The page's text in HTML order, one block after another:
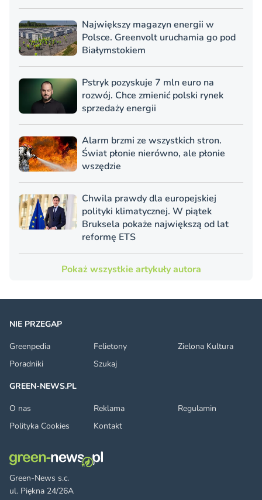
Największy magazyn energii w
Polsce. Greenvolt uruchamia go pod
Białymstokiem
Pstryk pozyskuje 7 mln euro na
rozwój. Chce zmienić polski rynek
sprzedaży energii
Alarm brzmi ze wszystkich stron.
Świat płonie nierówno, ale płonie
wszędzie
Chwila prawdy dla europejskiej
polityki klimatycznej. W piątek
Bruksela pokaże największą od lat
reformę ETS
Pokaż wszystkie artykuły autora
Green-News s.c.
ul. Piękna 24/26A
NIE PRZEGAP
Greenpedia
Felietony
Zielona Kultura
Poradniki
Szukaj
GREEN-NEWS.PL
O nas
Reklama
Regulamin
Polityka Cookies
Kontakt